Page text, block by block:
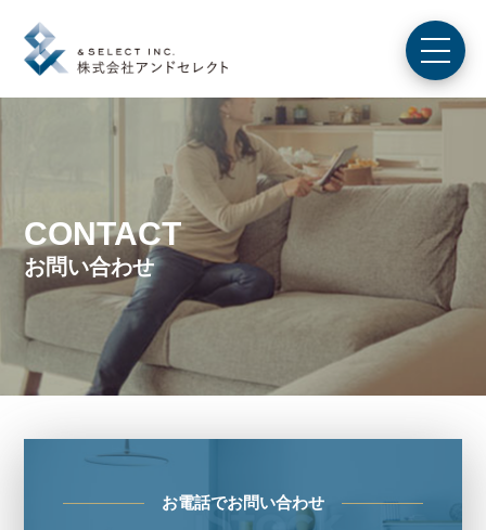
CONTACT
お問い合わせ
お電話でお問い合わせ